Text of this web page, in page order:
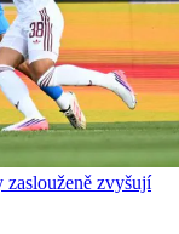
zaslouženě zvyšují